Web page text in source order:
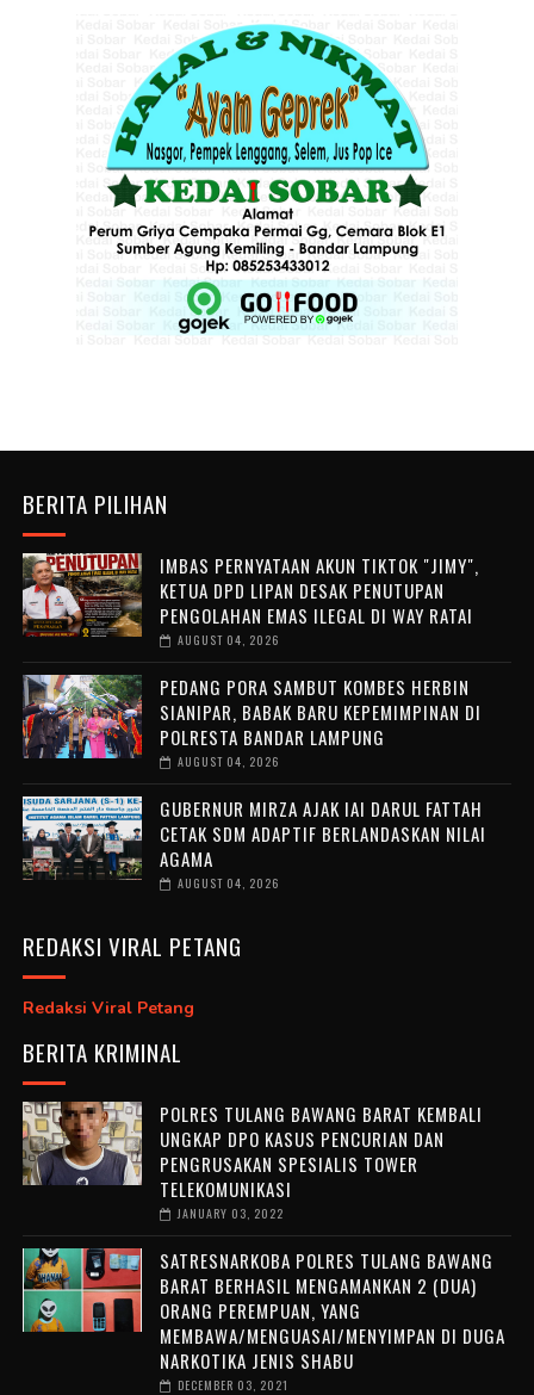
BERITA PILIHAN
IMBAS PERNYATAAN AKUN TIKTOK "JIMY",
KETUA DPD LIPAN DESAK PENUTUPAN
PENGOLAHAN EMAS ILEGAL DI WAY RATAI
AUGUST 04, 2026
PEDANG PORA SAMBUT KOMBES HERBIN
SIANIPAR, BABAK BARU KEPEMIMPINAN DI
POLRESTA BANDAR LAMPUNG
AUGUST 04, 2026
GUBERNUR MIRZA AJAK IAI DARUL FATTAH
CETAK SDM ADAPTIF BERLANDASKAN NILAI
AGAMA
AUGUST 04, 2026
REDAKSI VIRAL PETANG
Redaksi Viral Petang
BERITA KRIMINAL
POLRES TULANG BAWANG BARAT KEMBALI
UNGKAP DPO KASUS PENCURIAN DAN
PENGRUSAKAN SPESIALIS TOWER
TELEKOMUNIKASI
JANUARY 03, 2022
SATRESNARKOBA POLRES TULANG BAWANG
BARAT BERHASIL MENGAMANKAN 2 (DUA)
ORANG PEREMPUAN, YANG
MEMBAWA/MENGUASAI/MENYIMPAN DI DUGA
NARKOTIKA JENIS SHABU
DECEMBER 03, 2021